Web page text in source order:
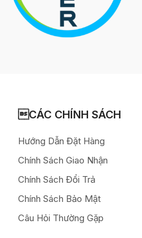
CÁC CHÍNH SÁCH
Hướng Dẫn Đặt Hàng
Chính Sách Giao Nhận
Chính Sách Đổi Trả
Chính Sách Bảo Mật
Câu Hỏi Thường Gặp